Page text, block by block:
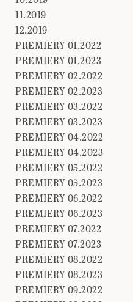
11.2019
12.2019
PREMIERY 01.2022
PREMIERY 01.2023
PREMIERY 02.2022
PREMIERY 02.2023
PREMIERY 03.2022
PREMIERY 03.2023
PREMIERY 04.2022
PREMIERY 04.2023
PREMIERY 05.2022
PREMIERY 05.2023
PREMIERY 06.2022
PREMIERY 06.2023
PREMIERY 07.2022
PREMIERY 07.2023
PREMIERY 08.2022
PREMIERY 08.2023
PREMIERY 09.2022